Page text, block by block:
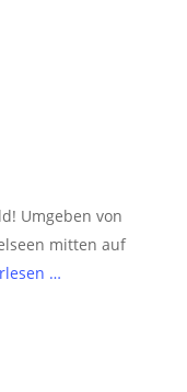
Umgeben von
mitten auf
…